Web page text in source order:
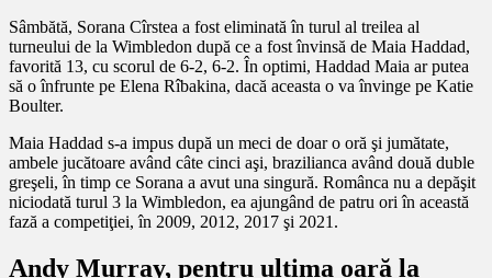
Sâmbătă, Sorana Cîrstea a fost eliminată în turul al treilea al
turneului de la Wimbledon după ce a fost învinsă de Maia Haddad,
favorită 13, cu scorul de 6-2, 6-2. În optimi, Haddad Maia ar putea
să o înfrunte pe Elena Rîbakina, dacă aceasta o va învinge pe Katie
Boulter.
Maia Haddad s-a impus după un meci de doar o oră şi jumătate,
ambele jucătoare având câte cinci aşi, brazilianca având două duble
greşeli, în timp ce Sorana a avut una singură. Românca nu a depăşit
niciodată turul 3 la Wimbledon, ea ajungând de patru ori în această
fază a competiţiei, în 2009, 2012, 2017 şi 2021.
Andy Murray, pentru ultima oară la